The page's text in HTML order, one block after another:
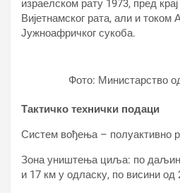
израелском рату 1973, пред крај
Вијетнамског рата, али и током
Јужноафричког сукоба.
Фото: Министарство
Тактичко технички подаци
Систем вођења – полуактивно
Зона уништења циља: по
и 17 км у одласку, по висини